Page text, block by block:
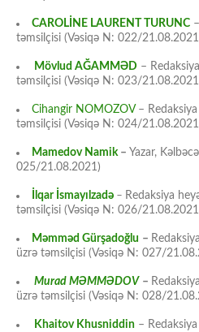
CAROLİNE LAURENT TURUNC
təmsilçisi (Vəsiqə N: 022/
Mövlud AĞAMMƏD –
təmsilçisi (Vəsiqə N: 023/
Cihangir NOMOZOV–
təmsilçisi (Vəsiqə N: 024/
Mamedov Namik– Yazar,
025/21.08.2021)
İlqar İsmayılzadə – Redaksiya
təmsilçisi (Vəsiqə N: 026/
Məmməd Gürşadoğlu –
üzrə təmsilçisi (Vəsiqə N: 027/
Murad MƏMMƏDOV –
üzrə təmsilçisi (Vəsiqə N: 028/
Khaitov Khusniddin –